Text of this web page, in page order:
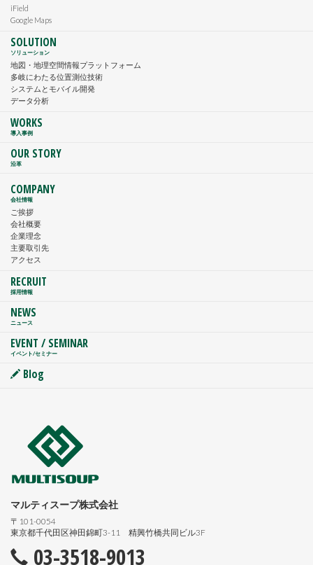
iField
Google Maps
SOLUTION
ソリューション
地図・地理空間情報プラットフォーム
多岐にわたる位置測位技術
システムとモバイル開発
データ分析
WORKS
導入事例
OUR STORY
沿革
COMPANY
会社情報
ご挨拶
会社概要
企業理念
主要取引先
アクセス
RECRUIT
採用情報
NEWS
ニュース
EVENT / SEMINAR
イベント/セミナー
Blog
マルティスープ株式会社
〒101-0054
東京都千代田区神田錦町3-11 精興竹橋共同ビル3F
03-3518-9013